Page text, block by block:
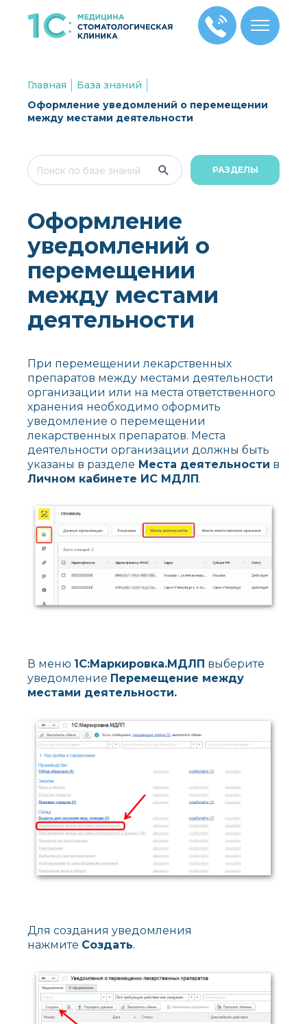
Главная
База знаний
Оформление уведомлений о перемещении
между местами деятельности
РАЗДЕЛЫ
Оформление
уведомлений о
перемещении
между местами
деятельности
При перемещении лекарственных
препаратов между местами деятельности
организации или на места ответственного
хранения необходимо оформить
уведомление о перемещении
лекарственных препаратов. Места
деятельности организации должны быть
указаны в разделе Места деятельности в
Личном кабинете ИС МДЛП.
В меню 1С:Маркировка.МДЛП выберите
уведомление Перемещение между
местами деятельности.
Для создания уведомления
нажмите Создать.